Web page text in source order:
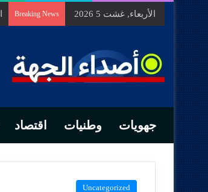
الأربعاء, غشت 5 2026 Breaking News
جهويات وطنيات اقتصاد
Uncategorized